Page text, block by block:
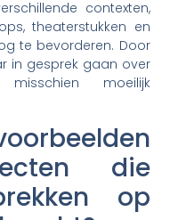
contexten,
theaterstukken en
te bevorderen. Door
in gesprek gaan over
moeilijk
die
op